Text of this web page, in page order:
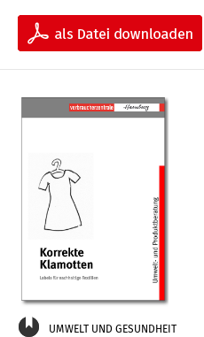
UMWELT UND GESUNDHEIT